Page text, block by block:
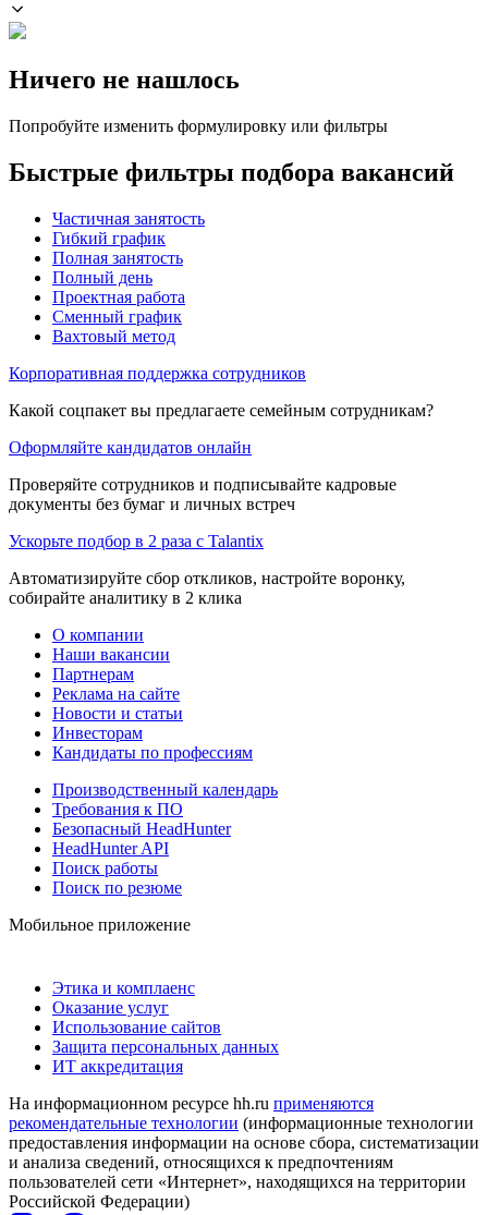
Ничего не нашлось
Попробуйте изменить формулировку или фильтры
Быстрые фильтры подбора вакансий
Частичная занятость
Гибкий график
Полная занятость
Полный день
Проектная работа
Сменный график
Вахтовый метод
Корпоративная поддержка сотрудников
Какой соцпакет вы предлагаете семейным сотрудникам?
Оформляйте кандидатов онлайн
Проверяйте сотрудников и подписывайте кадровые
документы без бумаг и личных встреч
Ускорьте подбор в 2 раза с Talantix
Автоматизируйте сбор откликов, настройте воронку,
собирайте аналитику в 2 клика
О компании
Наши вакансии
Партнерам
Реклама на сайте
Новости и статьи
Инвесторам
Кандидаты по профессиям
Производственный календарь
Требования к ПО
Безопасный HeadHunter
HeadHunter API
Поиск работы
Поиск по резюме
Мобильное приложение
Этика и комплаенс
Оказание услуг
Использование сайтов
Защита персональных данных
ИТ аккредитация
На информационном ресурсе hh.ru применяются
рекомендательные технологии (информационные технологии
предоставления информации на основе сбора, систематизации
и анализа сведений, относящихся к предпочтениям
пользователей сети «Интернет», находящихся на территории
Российской Федерации)